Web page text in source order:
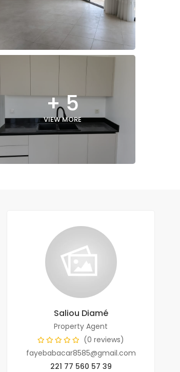
+ 5
VIEW MORE
Saliou Diamé
Property Agent
(0 reviews)
fayebabacar8585@gmail.com
221 77 560 57 39